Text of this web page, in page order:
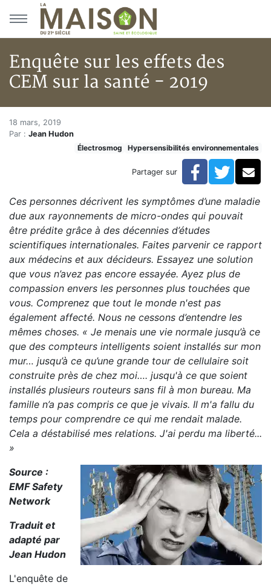
Aller au menu principal
Aller au contenu principal
Enquête sur les effets des
CEM sur la santé - 2019
Accueil
En kiosque!
Hypersensibilités environnementales
Enquête sur les effets des CEM sur la santé - 2019
Enquête sur les effets des
18 mars, 2019
Par : Jean Hudon
Électrosmog
Hypersensibilités environnementales
Partager sur Facebook
Ces personnes décrivent les symptômes d’une maladie
due aux rayonnements de micro-ondes qui pouvait
être prédite grâce à des décennies d’études
scientifiques internationales. Faites parvenir ce rapport
aux médecins et aux décideurs. Essayez une solution
que vous n’avez pas encore essayée. Ayez plus de
compassion envers les personnes plus touchées que
vous. Comprenez que tout le monde n'est pas
également affecté. Nous ne cessons d’entendre les
mêmes choses. « Je menais une vie normale jusqu’à ce
que des compteurs intelligents soient installés sur mon
mur… jusqu’à ce qu’une grande tour de cellulaire soit
construite près de chez moi…. jusqu'à ce que soient
installés plusieurs routeurs sans fil à mon bureau. Ma
famille n’a pas compris ce que je vivais. Il m'a fallu du
temps pour comprendre ce qui me rendait malade.
Cela a déstabilisé mes relations. J'ai perdu ma liberté...
»
Source :
EMF Safety
Network
Traduit et
adapté par
Jean Hudon
L'enquête de